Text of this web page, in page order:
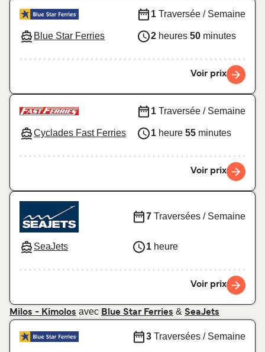
Blue Star Ferries
1 Traversée / Semaine
2 heures 50 minutes
Voir prix
Cyclades Fast Ferries
1 Traversée / Semaine
1 heure 55 minutes
Voir prix
SeaJets
7 Traversées / Semaine
1 heure
Voir prix
Milos - Kimolos avec Blue Star Ferries & SeaJets
3 Traversées / Semaine